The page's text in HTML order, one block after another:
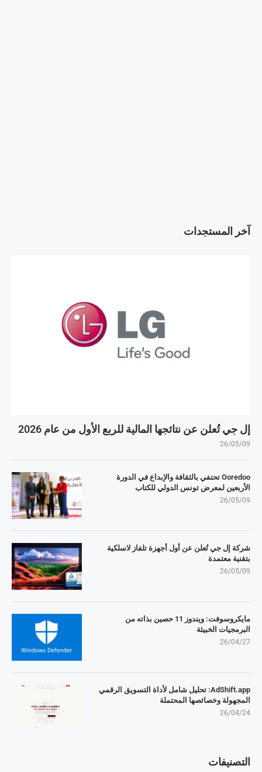
آخر المستجدات
إل جي تُعلن عن نتائجها المالية للربع الأول من عام 2026
26/05/09
Ooredoo تحتفي بالثقافة والإبداع في الدورة
الأربعين لمعرض تونس الدولي للكتاب
26/05/09
شركة إل جي تُعلن عن أول أجهزة تلفاز لاسلكية
بتقنية معتمدة
26/05/09
مايكروسوفت: ويندوز 11 حصين بذاته من
البرمجيات الخبيثة
26/04/27
AdShift.app: تحليل شامل لأداة التسويق الرقمي
المجهولة وخصائصها المحتملة
26/04/24
التصنيفات